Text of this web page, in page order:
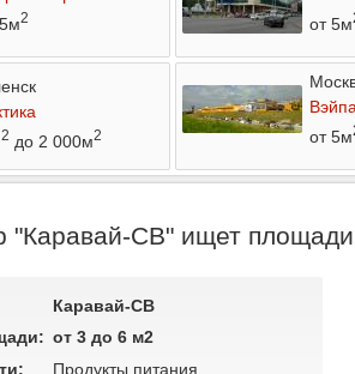
2
от 5м
2 до 2 000м2
от 5м
"Каравай-СВ" ищет
Каравай-СВ
от 3 до 6 м2
Продукты питания